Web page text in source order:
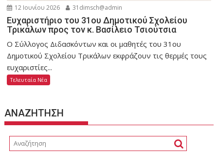
12 Ιουνίου 2026 31dimsch@admin
Ευχαριστήριο του 31ου Δημοτικού Σχολείου
Τρικάλων προς τον κ. Βασίλειο Τσιούτσια
Ο Σύλλογος Διδασκόντων και οι μαθητές του 31ου
Δημοτικού Σχολείου Τρικάλων εκφράζουν τις θερμές τους
ευχαριστίες...
Τελευταία Νέα
ΑΝΑΖΗΤΗΣΗ